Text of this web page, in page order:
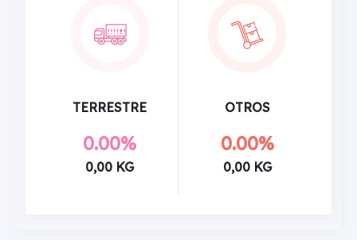
TERRESTRE
0.00%
0,00 KG
OTROS
0.00%
0,00 KG